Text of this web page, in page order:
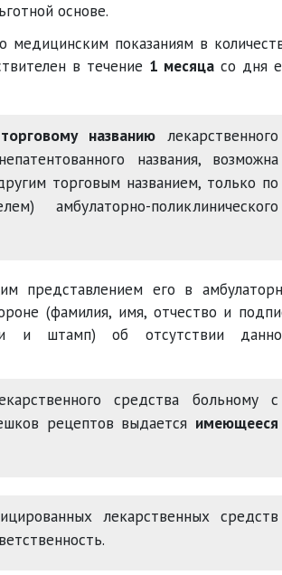
основе.
показаниям в
в течение 1 месяца со дня
торговому названиюлекарственного
названия, возможна
торговым названием, только по
амбулаторно-поликлинического
представлением его в
(фамилия, имя, отчество и
и штамп) об отсутствии
средства больному с
рецептов выдается имеющееся
лекарственных средств